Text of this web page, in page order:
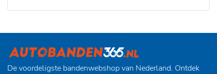
De voordeligste bandenwebshop van Nederland. Ontdek